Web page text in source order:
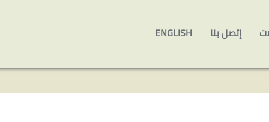
إتصل بنا ENGLISH